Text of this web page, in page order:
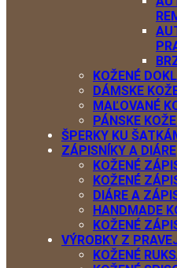
KOŽENÉ
DÁMSKE
MAĽOVANÉ
PÁNSKE
ŠPERKY KU
ZÁPISNÍKY A DIÁRE
KOŽENÉ
KOŽENÉ
DIÁRE A
HANDMADE
KOŽENÉ
VÝROBKY Z
KOŽENÉ